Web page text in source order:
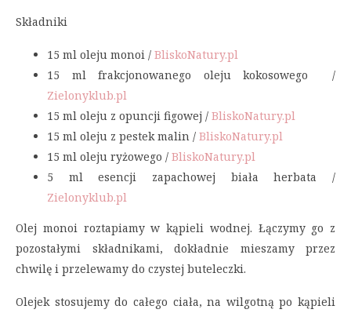
Składniki
15 ml oleju monoi / BliskoNatury.pl
15 ml frakcjonowanego oleju kokosowego /
Zielonyklub.pl
15 ml oleju z opuncji figowej / BliskoNatury.pl
15 ml oleju z pestek malin / BliskoNatury.pl
15 ml oleju ryżowego / BliskoNatury.pl
5 ml esencji zapachowej biała herbata /
Zielonyklub.pl
Olej monoi roztapiamy w kąpieli wodnej. Łączymy go z
pozostałymi składnikami, dokładnie mieszamy przez
chwilę i przelewamy do czystej buteleczki.
Olejek stosujemy do całego ciała, na wilgotną po kąpieli